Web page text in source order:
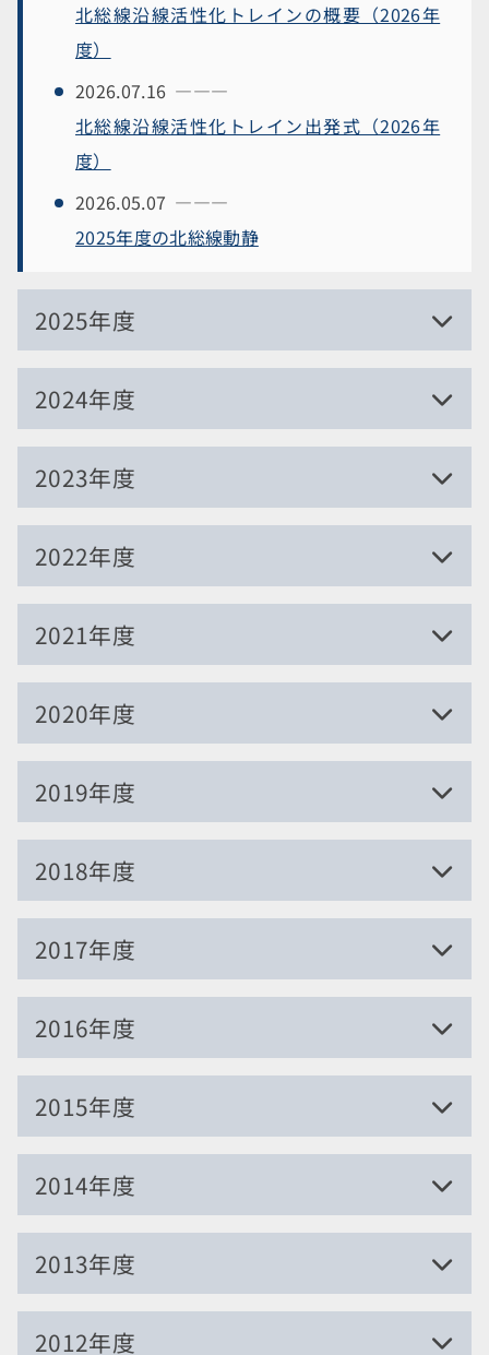
北総線沿線活性化トレインの概要（2026年
度）
2026.07.16
北総線沿線活性化トレイン出発式（2026年
度）
2026.05.07
2025年度の北総線動静
2025年度
2026.02.14
2026.01.24
白井駅ウマ娘コラボお披露目式典
2025年12月北総線ダイヤ改正
葛飾納涼花火大会開催に伴う臨時列車運転
（2025年度）
2025.07.17
北総線沿線活性化トレインの概要（2025年
度）
2025.07.15
北総線沿線活性化トレイン出発式（2025年
度）
2025.06.13
千葉ニュータウン中央駅ラチ外コンビニ店舗
増床改装に伴う動向
2025.04.29
2024年度の北総線動静
2025.04.19
ほくそう春まつり2025「鉄道むすめ」コラボ
ヘッドマーク企画
2024年度
2025.02.15
2024.11.27
2024年11月北総線ダイヤ改正
2024.10.17
西白井駅ウマ娘装飾お披露目式典
北総線沿線活性化トレインの概要（2024年
度）
2024.08.01
北総線沿線活性化トレイン出発式（2024年
度）
2024.05.18
2023年度の北総線動静
2023年度
2024.03.16
に関する協定」締結式
2024.01.29
新春ほくそうビール列車
2024.01.28
9100形客室改修車の概観
2023.12.03
印西牧の原・印旛日本医大間C-ATS化
2023.11.27
2023年11月北総線ダイヤ改正
2023.11.26
北総線沿線活性化トレインの概要（2023年
度）
2023.11.18
北総線沿線活性化トレイン出発式（2023年
度）
2023.04.23
2022年度の北総線動静
2022年度
2023.01.29
2022.11.17
2022年11月ダイヤ改正（修正）の概要と考察
2022.07.31
印旛日本医大駅バックヤード見学ツアーを振
返る
2022.04.20
2021年度の北総線動静
2022.04.12
西白井保守基地における7000形車両公開の記
録
2021年度
2022.02.07
2021.05.24
北総線運輸営業関係四季報2020-4Q
2021.05.17
北総線工務関係四季報2020-4Q
2021.05.16
北総線車両関係四季報2020-4Q
2020年度
2021.02.28
2021.02.07
北総線車両関係四季報2020-3Q
2021.01.02
北総線工務関係四季報2020-3Q
2020.11.19
北総線工務関係四季報2020-2Q
北総線車両関係四季報2020-2Q
北総線運輸営業関係四季報2020-2Q
北総線運輸営業関係四季報2020-1Q
2019年度
2020.03.29
2020.02.26
北総線よもやま話2002
2020.01.31
北総線よもやま話2001
2019.12.31
北総線よもやま話1912
北総線よもやま話1911
北総線よもやま話1910
2018年度
2019.03.31
2019.03.31
北総線よもやま話1903
2019.02.27
北総線よもやま話1902
2019.02.27
北総車のデジタル列車無線準備工事はじまる
2019.01.30
北総線よもやま話1901
2017年度
2018.02.14
2016年度
2016.11.13
2016.06.20
新1000形1800番台，アクセス線へ
2016.04.27
四直25周年ヘッドマーク電車運行開始
2016.04.27
2015年度
2016.03.25
新
2016.03.24
印西牧の原駅 タイル改修すすむ
2014年度
2015.03.14
2013年度
この年度の記事はありません。
2012年度